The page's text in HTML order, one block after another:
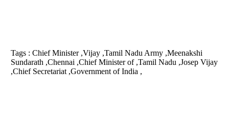
Tags : Chief Minister ,Vijay ,Tamil Nadu Army ,Meenakshi
Sundarath ,Chennai ,Chief Minister of ,Tamil Nadu ,Josep Vijay
,Chief Secretariat ,Government of India ,